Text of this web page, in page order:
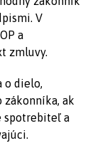
V
a
zmluvy.
o dielo,
zákonníka, ak
spotrebiteľ a